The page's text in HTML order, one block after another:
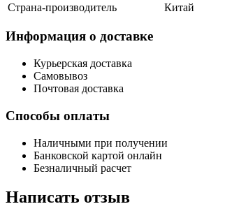
Страна-производитель
Китай
Информация о доставке
Курьерская доставка
Самовывоз
Почтовая доставка
Способы оплаты
Наличными при получении
Банковской картой онлайн
Безналичный расчет
Написать отзыв